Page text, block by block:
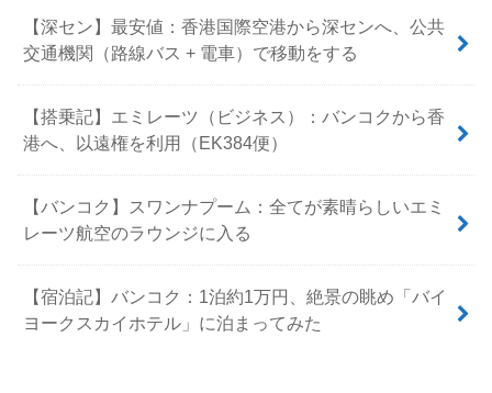
【深セン】最安値：香港国際空港から深センへ、公共
交通機関（路線バス + 電車）で移動をする
【搭乗記】エミレーツ（ビジネス）：バンコクから香
港へ、以遠権を利用（EK384便）
【バンコク】スワンナプーム：全てが素晴らしいエミ
レーツ航空のラウンジに入る
【宿泊記】バンコク：1泊約1万円、絶景の眺め「バイ
ヨークスカイホテル」に泊まってみた